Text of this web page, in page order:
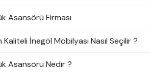
Asansörü Firması
Kaliteli İnegöl Mobilyası Nasıl Seçilir ?
Asansörü Nedir ?